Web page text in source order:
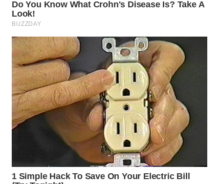
WN
INDRAMAYU
WN
KUNINGAN
WN
MAJALENGKA
WN
SUBANG